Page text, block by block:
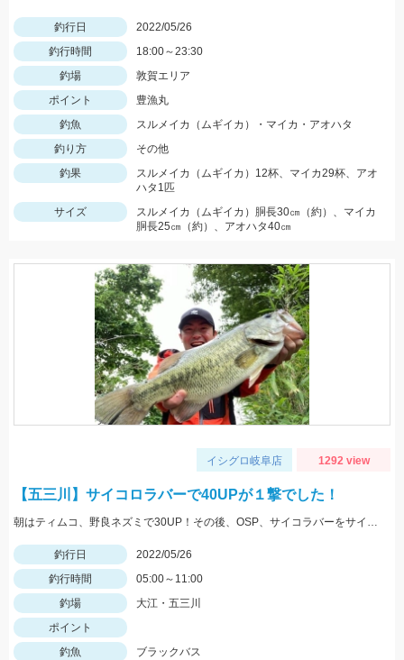
釣行日
2022/05/26
釣行時間
18:00～23:30
釣場
敦賀エリア
ポイント
豊漁丸
釣魚
スルメイカ（ムギイカ）・マイカ・アオハタ
釣り方
その他
釣果
スルメイカ（ムギイカ）12杯、マイカ29杯、アオ
ハタ1匹
サイズ
スルメイカ（ムギイカ）胴長30㎝（約）、マイカ
胴長25㎝（約）、アオハタ40㎝
イシグロ岐阜店 1292 view
【五三川】サイコロラバーで40UPが１撃でした！
朝はティムコ、野良ネズミで30UP！その後、OSP、サイコラバーをサイトで使い、40UPをGETしました！
釣行日
2022/05/26
釣行時間
05:00～11:00
釣場
大江・五三川
ポイント
釣魚
ブラックバス